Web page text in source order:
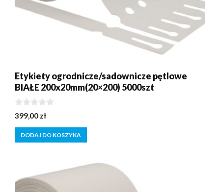
Etykiety ogrodnicze/sadownicze pętlowe
BIAŁE 200x20mm(20×200) 5000szt
0
z
5
399,00 zł
DODAJ DO KOSZYKA